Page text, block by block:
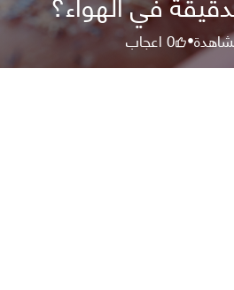
•
0اعجاب